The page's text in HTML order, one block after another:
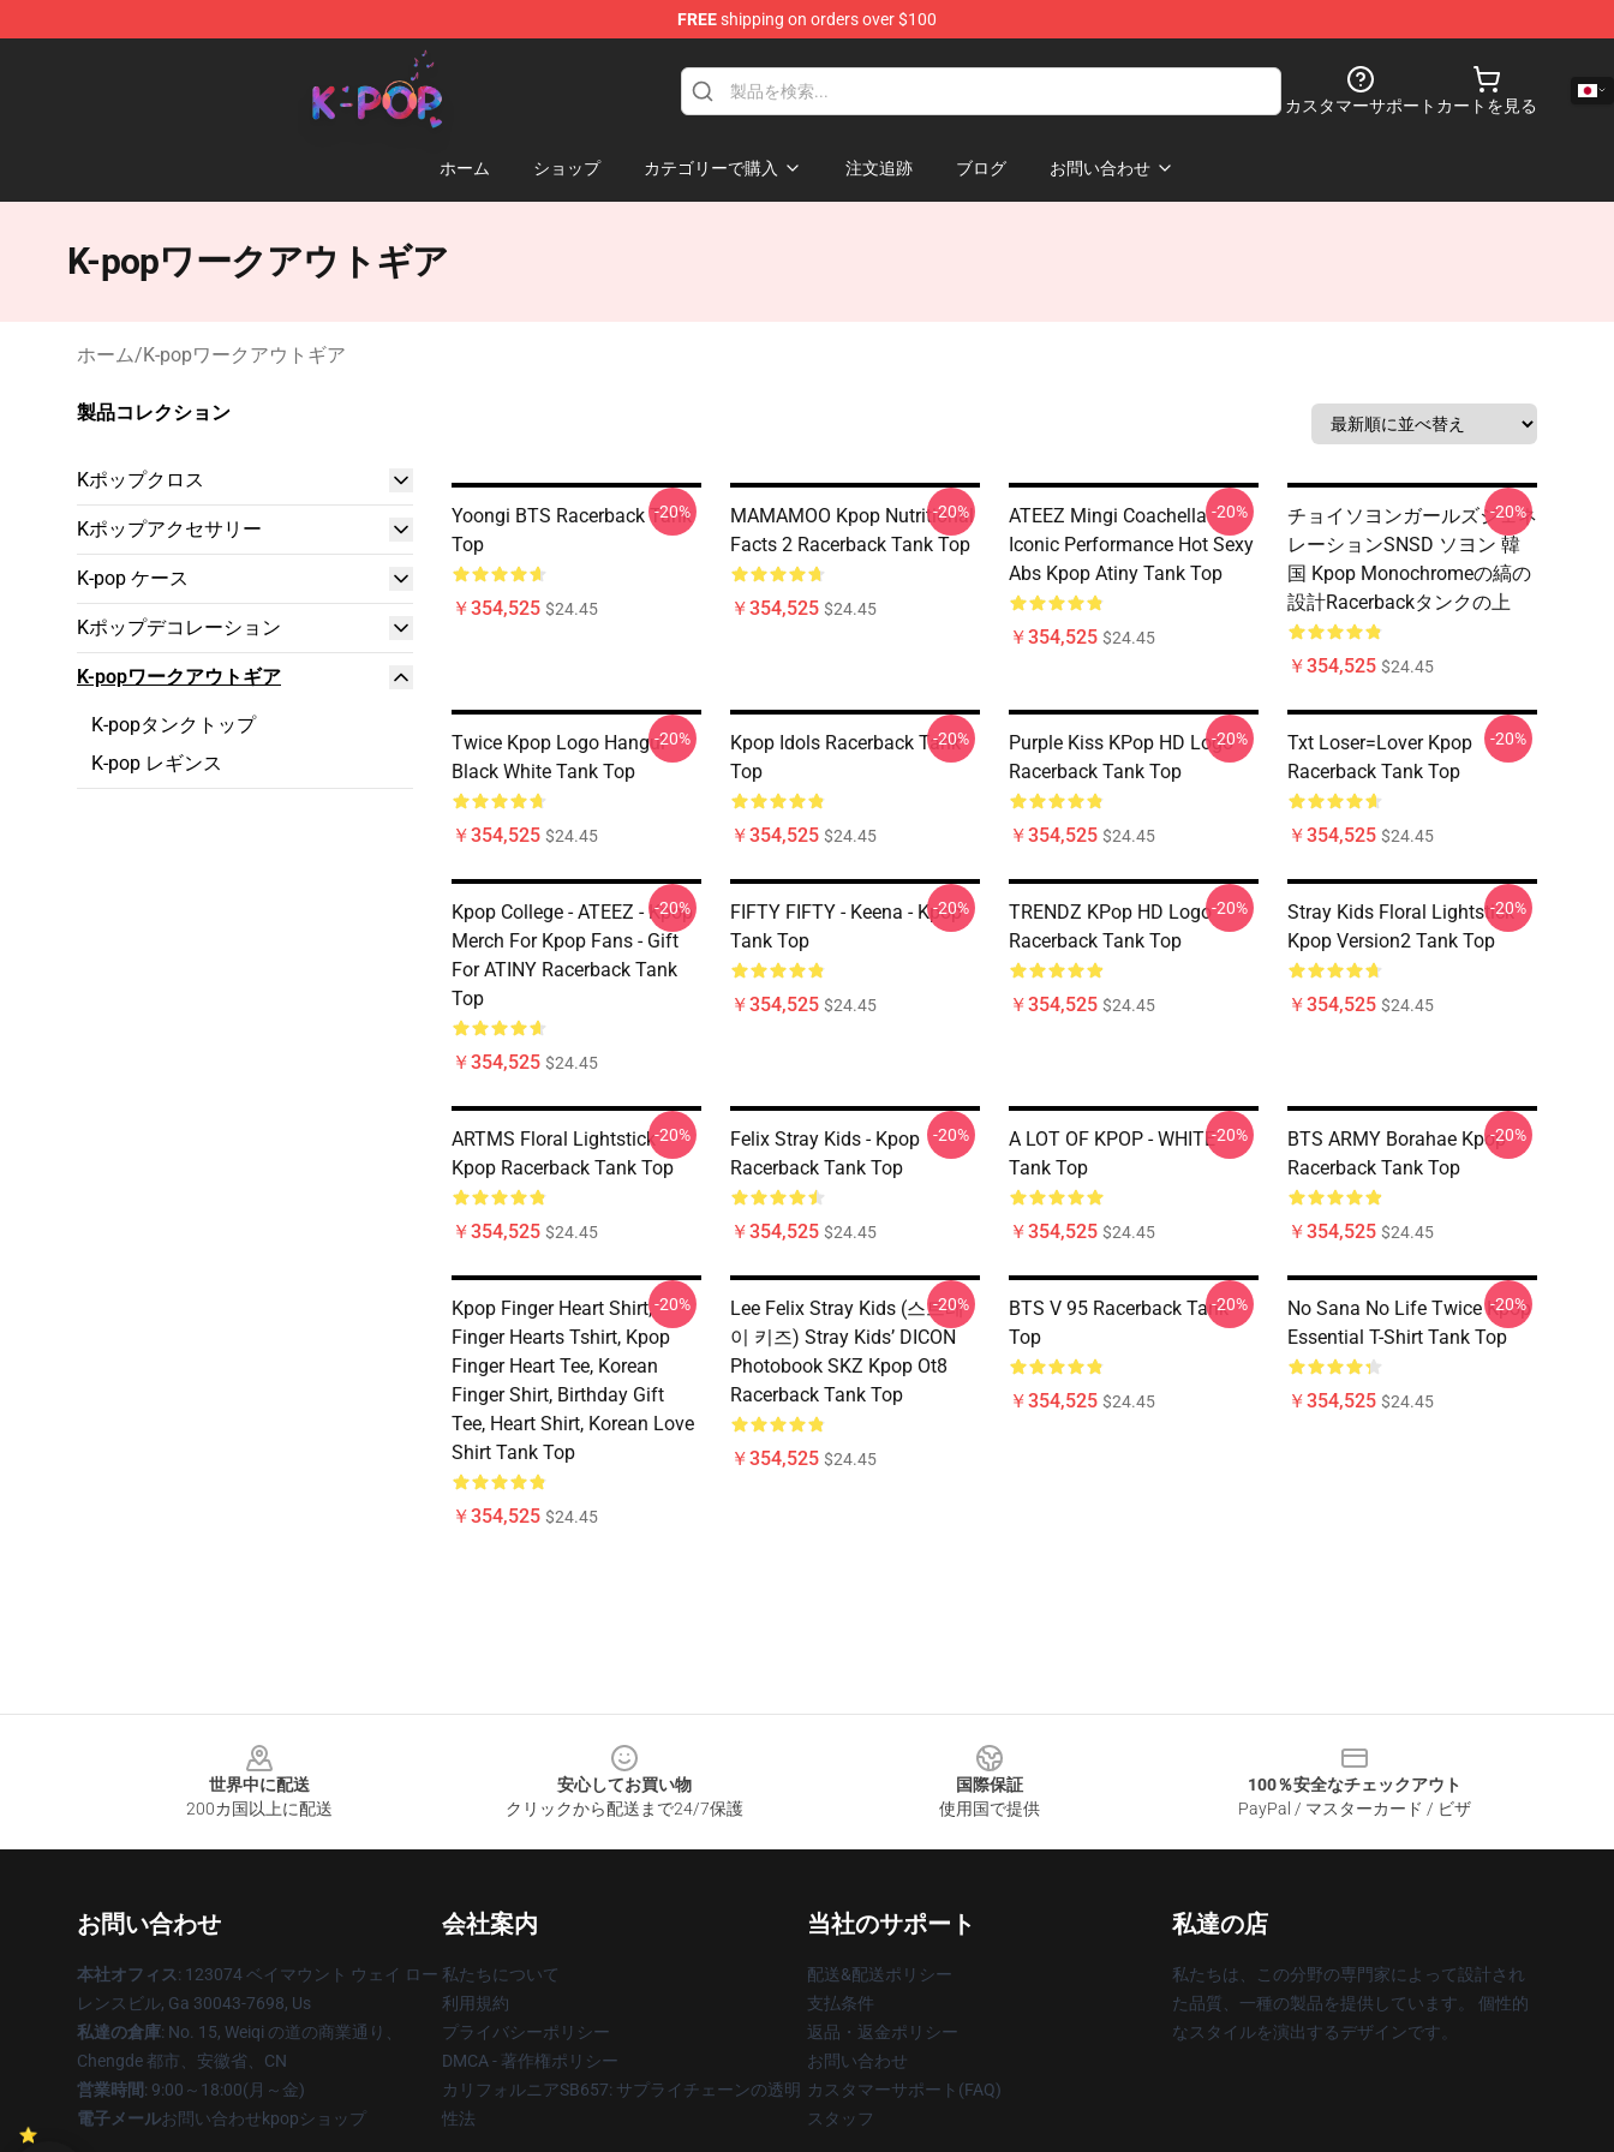
FREEshipping on orders over $100
K-pop Store - Official K-pop Merchandise Shop
カスタマーサポート カートを見る
ホーム ショップ カテゴリーで購入 注文追跡 ブログ お問い合わせ
K-popワークアウトギア
ホーム/K-popワークアウトギア
製品コレクション
Kポップクロス
Kポップアクセサリー
K-pop ケース
Kポップデコレーション
K-popワークアウトギア
K-popタンクトップ
K-pop レギンス
Yoongi BTS Racerback Tank
Top
￥354,525 $24.45
-20%
MAMAMOO Kpop Nutritional
Facts 2 Racerback Tank Top
￥354,525 $24.45
-20%
ATEEZ Mingi Coachella
Iconic Performance Hot Sexy
Abs Kpop Atiny Tank Top
￥354,525 $24.45
-20%
チョイソヨンガールズジェネ
レーションSNSD ソヨン 韓
国 Kpop Monochromeの縞の
設計Racerbackタンクの上
￥354,525 $24.45
-20%
Twice Kpop Logo Hangul
Black White Tank Top
￥354,525 $24.45
-20%
Kpop Idols Racerback Tank
Top
￥354,525 $24.45
-20%
Purple Kiss KPop HD Logo
Racerback Tank Top
￥354,525 $24.45
-20%
Txt Loser=lover Kpop
Racerback Tank Top
￥354,525 $24.45
-20%
Kpop College - ATEEZ - Kpop
Merch For Kpop Fans - Gift
For ATINY Racerback Tank
Top
￥354,525 $24.45
-20%
FIFTY FIFTY - Keena - Kpop
Tank Top
￥354,525 $24.45
-20%
TRENDZ KPop HD Logo
Racerback Tank Top
￥354,525 $24.45
-20%
Stray Kids Floral Lightstick
Kpop Version2 Tank Top
￥354,525 $24.45
-20%
ARTMS Floral Lightstick
Kpop Racerback Tank Top
￥354,525 $24.45
-20%
Felix Stray Kids - Kpop
Racerback Tank Top
￥354,525 $24.45
-20%
A LOT OF KPOP - WHITE
Tank Top
￥354,525 $24.45
-20%
BTS ARMY Borahae Kpop
Racerback Tank Top
￥354,525 $24.45
-20%
Kpop Finger Heart Shirt,
Finger Hearts Tshirt, Kpop
Finger Heart Tee, Korean
Finger Shirt, Birthday Gift
Tee, Heart Shirt, Korean Love
Shirt Tank Top
￥354,525 $24.45
-20%
Lee Felix Stray Kids (스트레
이 키즈) Stray Kids’ DICON
Photobook SKZ Kpop Ot8
Racerback Tank Top
￥354,525 $24.45
-20%
BTS V 95 Racerback Tank
Top
￥354,525 $24.45
-20%
No Sana No Life Twice Kpop
Essential T-Shirt Tank Top
￥354,525 $24.45
-20%
世界中に配送
200カ国以上に配送
安心してお買い物
クリックから配送まで24/7保護
国際保証
使用国で提供
100％安全なチェックアウト
PayPal / マスターカード / ビザ
お問い合わせ
本社オフィス: 123074 ベイマウント ウェイ ロー
レンスビル, Ga 30043-7698, Us
私達の倉庫: No. 15, Weiqi の道の商業通り、
Chengde 都市、安徽省、CN
営業時間: 9:00～18:00(月～金)
電子メールお問い合わせkpopショップ
会社案内
私たちについて
利用規約
プライバシーポリシー
DMCA - 著作権ポリシー
カリフォルニアSB657: サプライチェーンの透明
性法
当社のサポート
配送&配送ポリシー
支払条件
返品・返金ポリシー
お問い合わせ
カスタマーサポート(FAQ)
スタッフ
私達の店
私たちは、この分野の専門家によって設計され
た品質、一種の製品を提供しています。 個性的
なスタイルを演出するデザインです。